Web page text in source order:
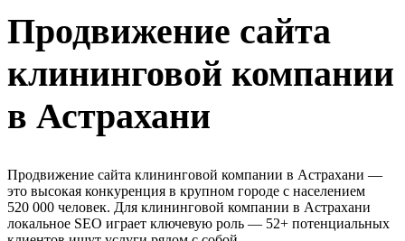
Продвижение сайта
клининговой компании
в Астрахани
Продвижение сайта клининговой компании в Астрахани —
это высокая конкуренция в крупном городе с населением
520 000 человек. Для клининговой компании в Астрахани
локальное SEO играет ключевую роль — 52+ потенциальных